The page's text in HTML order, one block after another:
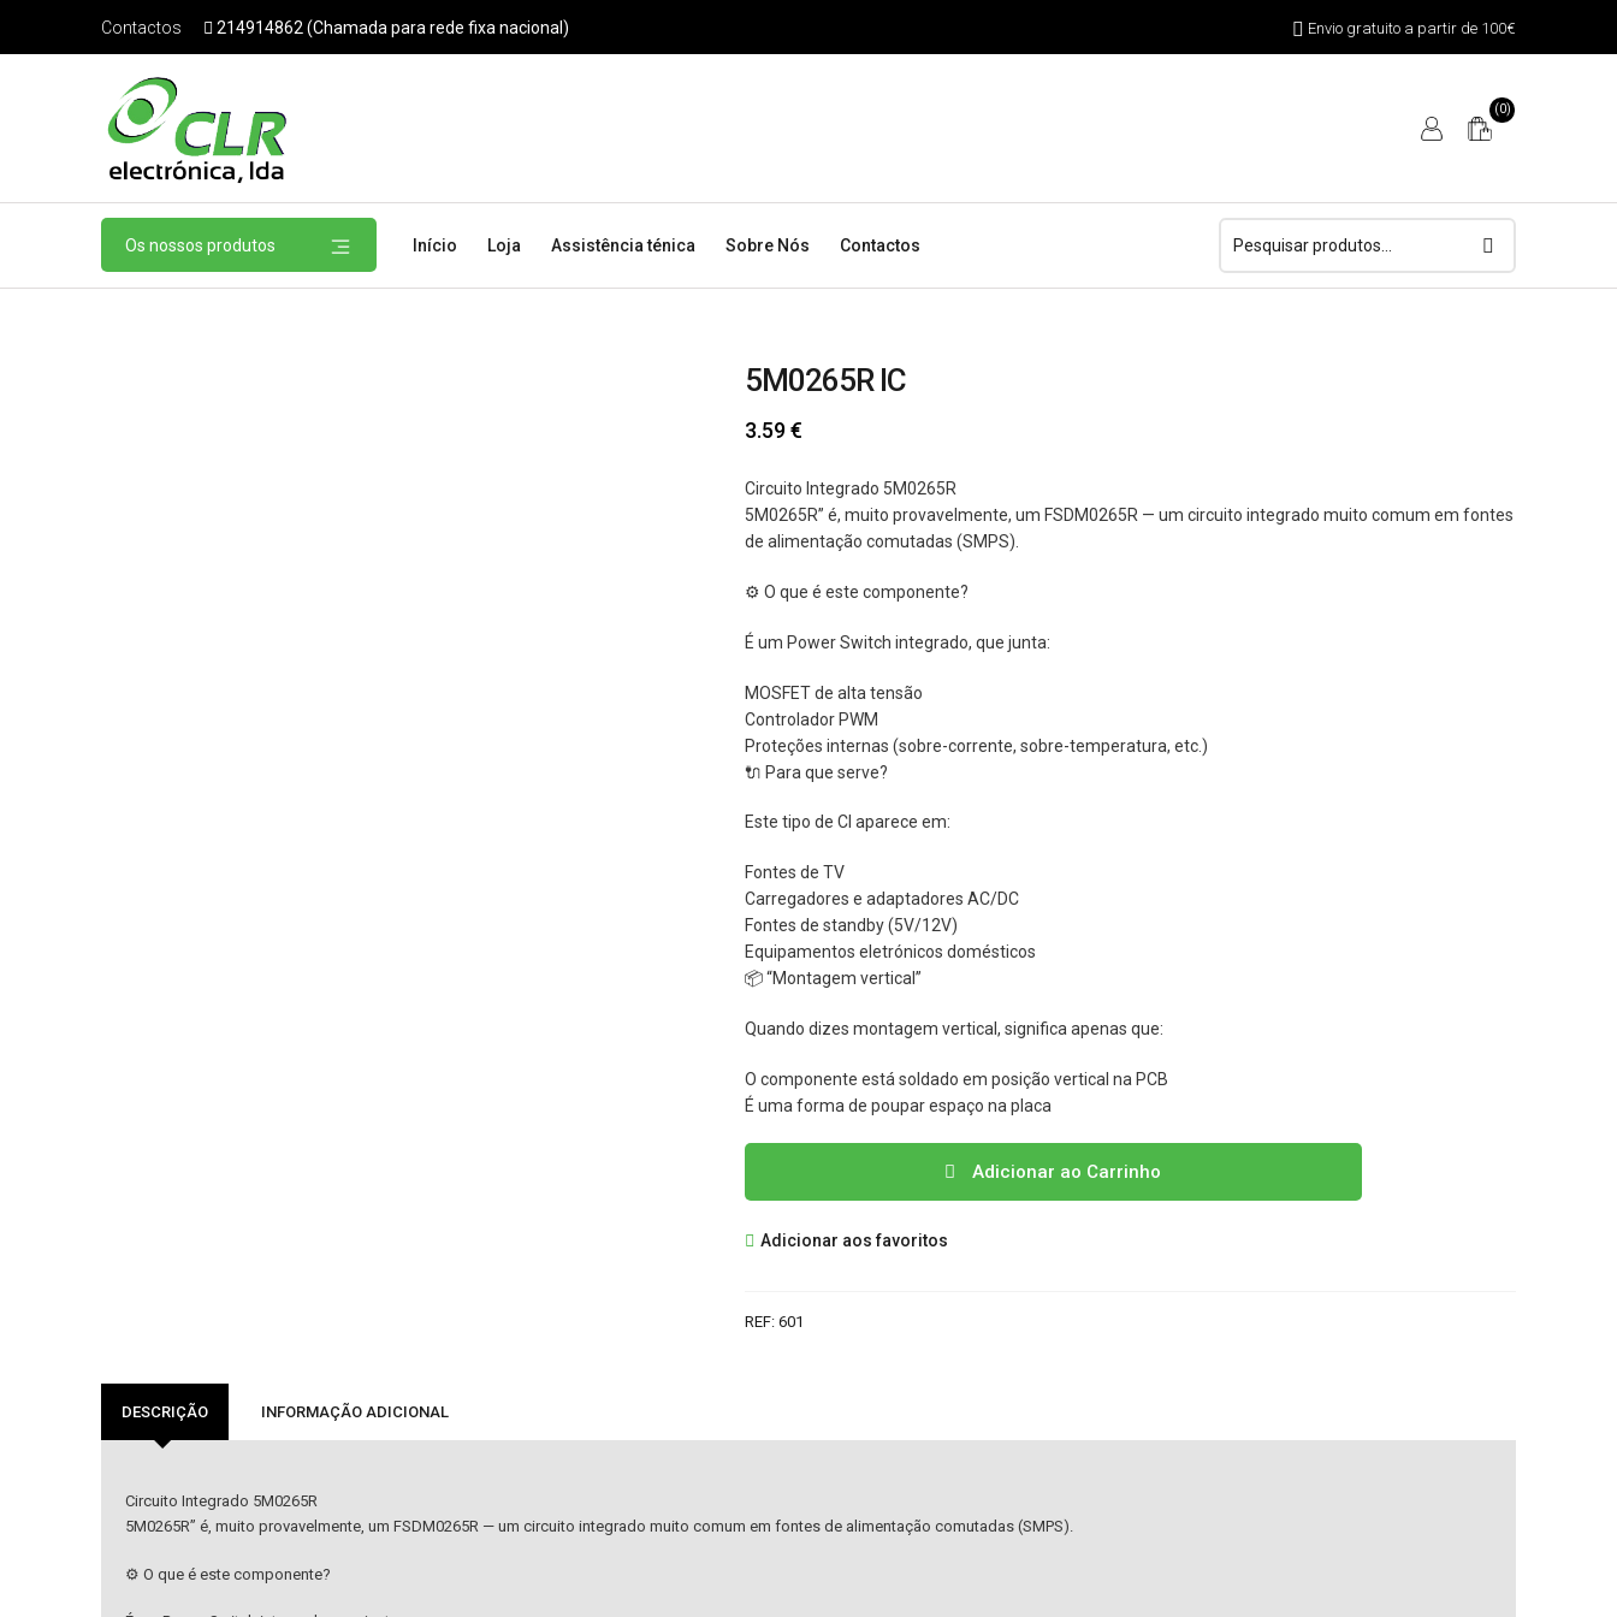
Contactos 214914862 (Chamada para rede fixa nacional) Envio gratuito a partir de 100€
(0)
Os nossos produtos Início Loja Assistência ténica Sobre Nós Contactos
5M0265R IC
3.59€
Circuito Integrado 5M0265R
5M0265R” é, muito provavelmente, um FSDM0265R — um circuito integrado muito comum em fontes
de alimentação comutadas (SMPS).
⚙️ O que é este componente?
É um Power Switch integrado, que junta:
MOSFET de alta tensão
Controlador PWM
Proteções internas (sobre-corrente, sobre-temperatura, etc.)
🔌 Para que serve?
Este tipo de CI aparece em:
Fontes de TV
Carregadores e adaptadores AC/DC
Fontes de standby (5V/12V)
Equipamentos eletrónicos domésticos
📦 “Montagem vertical”
Quando dizes montagem vertical, significa apenas que:
O componente está soldado em posição vertical na PCB
É uma forma de poupar espaço na placa
IC
Adicionar ao Carrinho
Adicionar aos favoritos
REF: 601
DESCRIÇÃO INFORMAÇÃO ADICIONAL
Circuito Integrado 5M0265R
5M0265R” é, muito provavelmente, um FSDM0265R — um circuito integrado muito comum em fontes de alimentação comutadas (SMPS).
⚙️ O que é este componente?